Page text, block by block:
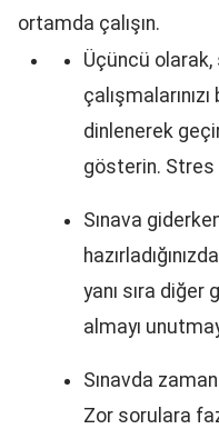
ortamda çalışın.
Üçüncü olarak,
dinlenerek
gösterin. Stres
Sınava
yanı sıra diğer
almayı
Sınavda
Zor sorulara